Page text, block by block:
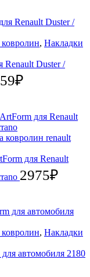
, Накладки
Renault Duster /
₽
ковролин renault
для Renault
2975₽
, Накладки
автомобиля 2180